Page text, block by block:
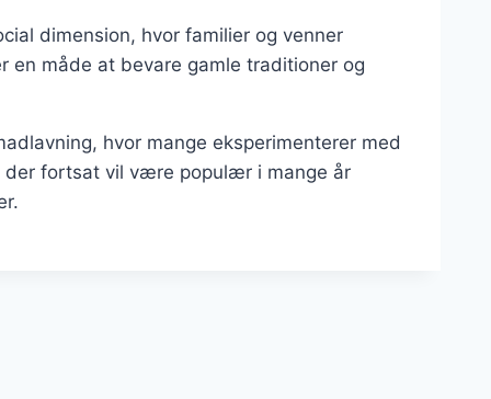
dimension, hvor familier og venner
en måde at bevare gamle traditioner og
hvor mange eksperimenterer med
der fortsat vil være populær i mange år